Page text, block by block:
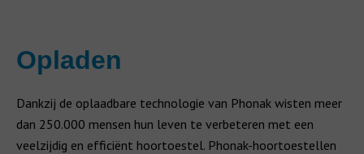
Opladen
Dankzij de oplaadbare technologie van Phonak wisten meer
dan 250.000 mensen hun leven te verbeteren met een
veelzijdig en efficiënt hoortoestel. Phonak-hoortoestellen